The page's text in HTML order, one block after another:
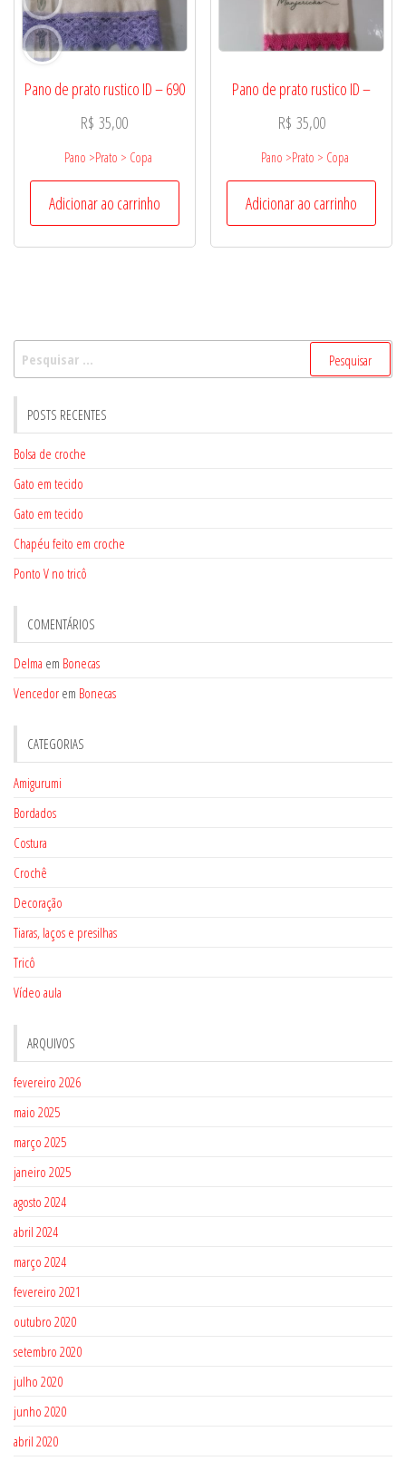
Pano de prato rustico ID – 690
R$ 35,00
Pano >Prato > Copa
Adicionar ao carrinho
Pano de prato rustico ID –
R$ 35,00
Pano >Prato > Copa
Adicionar ao carrinho
Pesquisar
por:
POSTS RECENTES
Bolsa de croche
Gato em tecido
Gato em tecido
Chapéu feito em croche
Ponto V no tricô
COMENTÁRIOS
Delma em Bonecas
Vencedor em Bonecas
CATEGORIAS
Amigurumi
Bordados
Costura
Crochê
Decoração
Tiaras, laços e presilhas
Tricô
Vídeo aula
ARQUIVOS
fevereiro 2026
maio 2025
março 2025
janeiro 2025
agosto 2024
abril 2024
março 2024
fevereiro 2021
outubro 2020
setembro 2020
julho 2020
junho 2020
abril 2020